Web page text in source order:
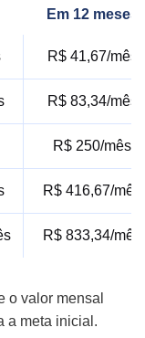
Em 12 meses
R$ 41,67/mês
R$ 83,34/mês
R$ 250/mês
R$ 416,67/mês
R$ 833,34/mês
o valor mensal
a meta inicial.